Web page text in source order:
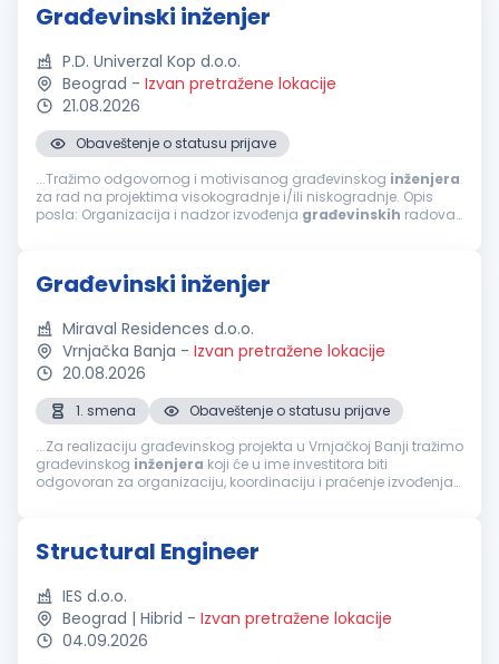
Građevinski inženjer
P.D. Univerzal Kop d.o.o.
Beograd - Izvan pretražene lokacije
21.08.2026
Obaveštenje o statusu prijave
...Tražimo odgovornog i motivisanog građevinskog inženjera
za rad na projektima visokogradnje i/ili niskogradnje. Opis
posla: Organizacija i nadzor izvođenja građevinskih radova.
Građevinski inženjer
Miraval Residences d.o.o.
Vrnjačka Banja - Izvan pretražene lokacije
20.08.2026
1. smena
Obaveštenje o statusu prijave
...Za realizaciju građevinskog projekta u Vrnjačkoj Banji tražimo
građevinskog inženjera koji će u ime investitora biti
odgovoran za organizaciju, koordinaciju i praćenje izvođenja
Structural Engineer
IES d.o.o.
Beograd | Hibrid - Izvan pretražene lokacije
04.09.2026